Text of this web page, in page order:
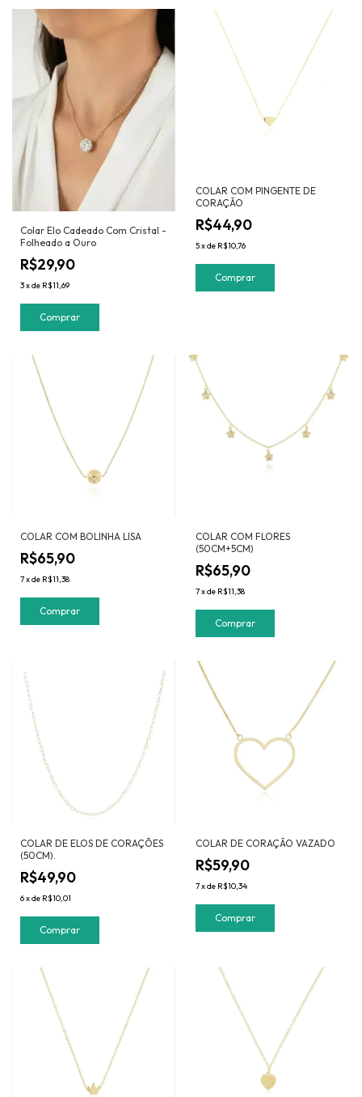
Colar Elo Cadeado Com Cristal -
Folheado a Ouro
R$29,90
3xde R$11,69
COLAR COM PINGENTE DE
CORAÇÃO
R$44,90
5xde R$10,76
COLAR COM BOLINHA LISA
R$65,90
7xde R$11,38
COLAR COM FLORES
(50CM+5CM)
R$65,90
7xde R$11,38
COLAR DE ELOS DE CORAÇÕES
(50CM).
R$49,90
6xde R$10,01
COLAR DE CORAÇÃO VAZADO
R$59,90
7xde R$10,34